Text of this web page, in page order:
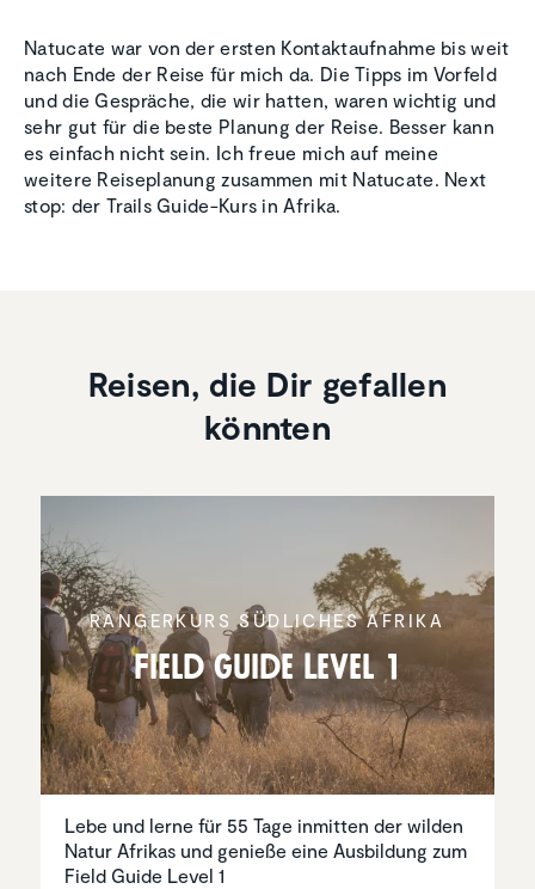
Natucate war von der ersten Kontaktaufnahme bis weit
nach Ende der Reise für mich da. Die Tipps im Vorfeld
und die Gespräche, die wir hatten, waren wichtig und
sehr gut für die beste Planung der Reise. Besser kann
es einfach nicht sein. Ich freue mich auf meine
weitere Reiseplanung zusammen mit Natucate. Next
stop: der Trails Guide-Kurs in Afrika.
Reisen, die Dir gefallen
könnten
RANGER­KURS SÜDLICHES AFRIKA
Field Guide Level 1
Lebe und lerne für 55 Tage inmitten der wilden
Natur Afrikas und genieße eine Ausbildung zum
Field Guide Level 1